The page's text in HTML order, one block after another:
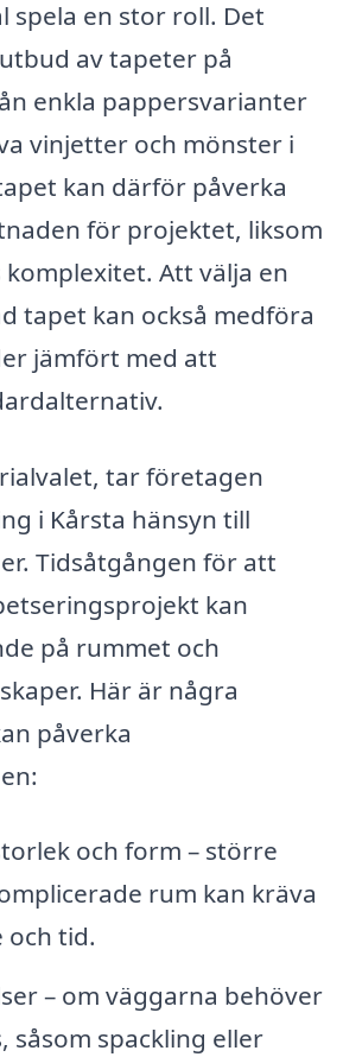
spela en stor roll. Det
av tapeter på
enkla pappersvarianter
vinjetter och mönster i
kan därför påverka
för projektet, liksom
Att välja en
tapet kan också medföra
jämfört med att
tar företagen
i Kårsta hänsyn till
Tidsåtgången för att
kan
på rummet och
Här är några
påverka
och form – större
rum kan kräva
och tid.
– om väggarna behöver
såsom spackling eller